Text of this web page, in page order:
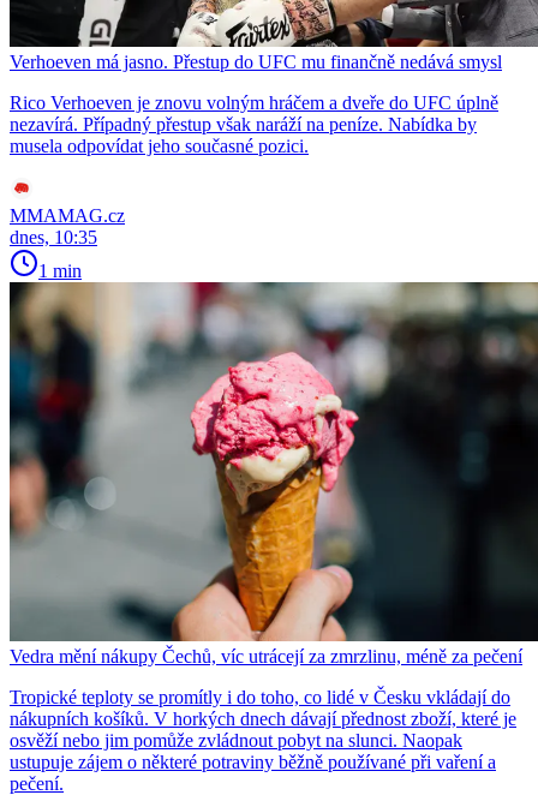
Verhoeven má jasno. Přestup do UFC mu finančně nedává smysl
Rico Verhoeven je znovu volným hráčem a dveře do UFC úplně
nezavírá. Případný přestup však naráží na peníze. Nabídka by
musela odpovídat jeho současné pozici.
MMAMAG.cz
dnes, 10:35
1 min
Vedra mění nákupy Čechů, víc utrácejí za zmrzlinu, méně za pečení
Tropické teploty se promítly i do toho, co lidé v Česku vkládají do
nákupních košíků. V horkých dnech dávají přednost zboží, které je
osvěží nebo jim pomůže zvládnout pobyt na slunci. Naopak
ustupuje zájem o některé potraviny běžně používané při vaření a
pečení.